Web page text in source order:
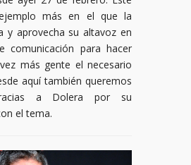
más en el que la
y aprovecha su altavoz en
comunicación para hacer
más gente el necesario
aquí también queremos
a Dolera por su
el tema.